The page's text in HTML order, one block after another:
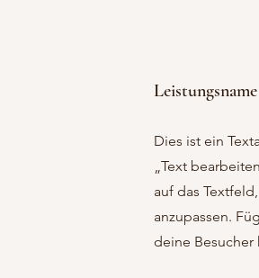
Leistungsname
Dies ist ein
„Text
auf das
anzupassen.
deine Besucher